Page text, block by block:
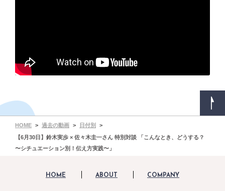
HOME 過去の動画
日付別
【6月30日】鈴木実歩 × 佐々木圭一さん 特別対談 「こんなとき、どうする？
〜シチュエーション別！伝え方実践〜」
HOME ABOUT COMPANY